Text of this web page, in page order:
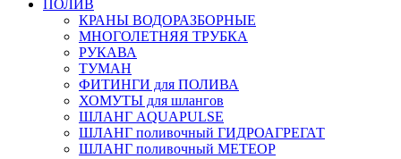
ПОЛИВ
КРАНЫ ВОДОРАЗБОРНЫЕ
МНОГОЛЕТНЯЯ ТРУБКА
РУКАВА
ТУМАН
ФИТИНГИ для ПОЛИВА
ХОМУТЫ для шлангов
ШЛАНГ AQUAPULSE
ШЛАНГ поливочный ГИДРОАГРЕГАТ
ШЛАНГ поливочный МЕТЕОР